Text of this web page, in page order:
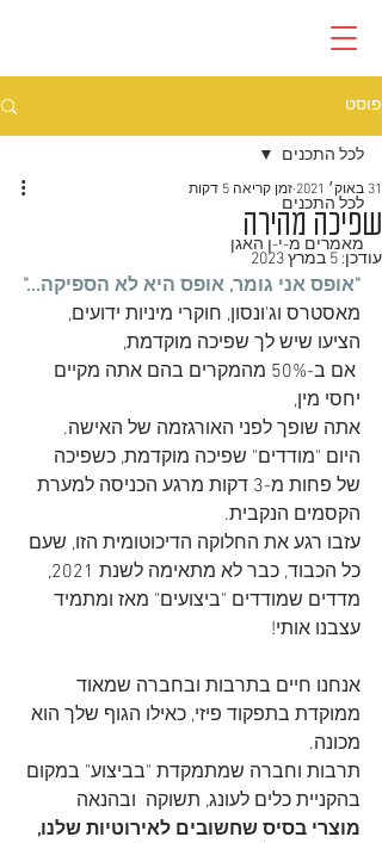
פוסט
לכל התכנים
מאמרים מ-י-ן האגן
לכל התכנים
שפיכה מהירה
31 באוק׳ 2021 זמן קריאה 5 דקות
עודכן: 5 במרץ 2023
"אופס אני גומר, אופס היא לא הספיקה..."
מאסטרס וג'ונסון, חוקרי מיניות ידועים,
הציעו שיש לך שפיכה מוקדמת,
אם ב-50% מהמקרים בהם אתה מקיים
יחסי מין,
אתה שופך לפני האורגזמה של האישה.
היום "מודדים" שפיכה מוקדמת, כשפיכה
של פחות מ-3 דקות מרגע הכניסה למערת
הקסמים הנקבית.
עזבו רגע את החלוקה הדיכוטומית הזו, שעם
כל הכבוד, כבר לא מתאימה לשנת 2021,
מדדים שמודדים "ביצועים" מאז ומתמיד
עצבנו אותי!
אנחנו חיים בתרבות ובחברה שמאוד
ממוקדת בתפקוד פיזי, כאילו הגוף שלך הוא
מכונה.
תרבות וחברה שמתמקדת "בביצוע" במקום
בהקניית כלים לעונג, תשוקה  ובהנאה
מוצרי בסיס שחשובים לאירוטיות שלנו,